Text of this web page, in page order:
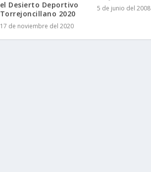
el Desierto Deportivo
Torrejoncillano 2020
17 de noviembre del 2020
5 de junio del 2008